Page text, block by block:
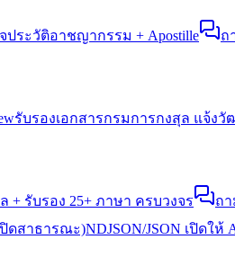
ประวัติอาชญากรรม + Apostille ถ
รับรองเอกสารกรมการกงสุล แจ้งวั
+ รับรอง 25+ ภาษา ครบวงจร ถ
ปิดสาธารณะ)NDJSON/JSON เปิดใ